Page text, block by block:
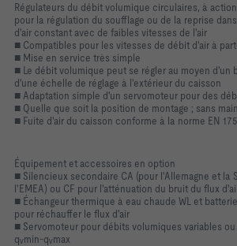
Régulateurs du débit volumique circulaires, à
pour la régulation du soufflage ou de la reprise
d'air constant avec de faibles vitesses de l'air
■ Compatibles pour les vitesses de débit d'air à
■ Mise en service très simple
■ Le débit volumique peut se régler au moyen d'un
d'une échelle de réglage à l'extérieur du caisson
■ Adaptation simple d'un servomoteur pour des
■ Quelle que soit la position de montage ; sans
■ Fuite d'air du caisson conforme à la norme EN
Équipement et accessoires en option
■ Silencieux secondaire CA (pour l'Allemagne et la
l'EMEA) ou CF pour l'atténuation du bruit du flux
■ Échangeur thermique à eau chaude WL et
pour réchauffer le flux d'air
■ Servomoteur pour débits volumiques variables
qᵥmin-qᵥmax